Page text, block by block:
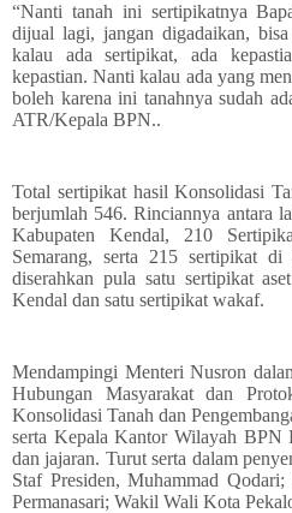
“Nanti tanah ini sertipikatnya
dijual lagi, jangan digadaikan,
kalau ada sertipikat, ada
kepastian. Nanti kalau ada yang
boleh karena ini tanahnya sudah
ATR/Kepala BPN..
Total sertipikat hasil Konsolidasi
berjumlah 546. Rinciannya antara
Kabupaten Kendal, 210
Semarang, serta 215 sertipikat
diserahkan pula satu sertipikat
Kendal dan satu sertipikat wakaf.
Mendampingi Menteri Nusron
Hubungan Masyarakat dan
Konsolidasi Tanah dan
serta Kepala Kantor Wilayah BPN
dan jajaran. Turut serta dalam
Staf Presiden, Muhammad
Permanasari; Wakil Wali Kota